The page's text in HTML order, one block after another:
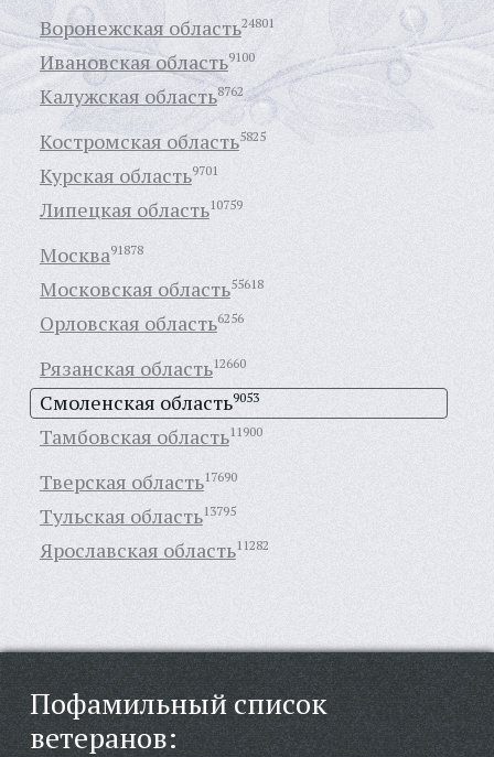
Воронежская область24801
Ивановская область9100
Калужская область8762
Костромская область5825
Курская область9701
Липецкая область10759
Москва91878
Московская область55618
Орловская область6256
Рязанская область12660
Смоленская область9053
Тамбовская область11900
Тверская область17690
Тульская область13795
Ярославская область11282
Пофамильный список
ветеранов: